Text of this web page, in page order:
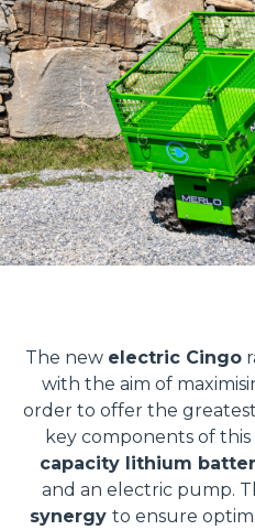
The new electric Cingo
with the aim of
order to offer the
key components of
capacity lithium
and an electric pump.
synergy to ensure